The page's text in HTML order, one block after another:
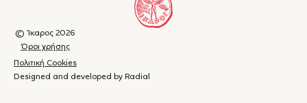
© Ίκαρος 2026
Όροι χρήσης
Πολιτική Cookies
Designed and developed by Radial